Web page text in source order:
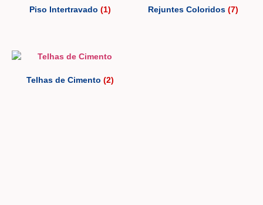
Piso Intertravado (1) Rejuntes Coloridos (7)
Telhas de Cimento (2)